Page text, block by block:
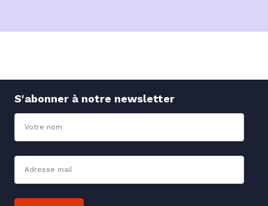
S'abonner à notre newsletter